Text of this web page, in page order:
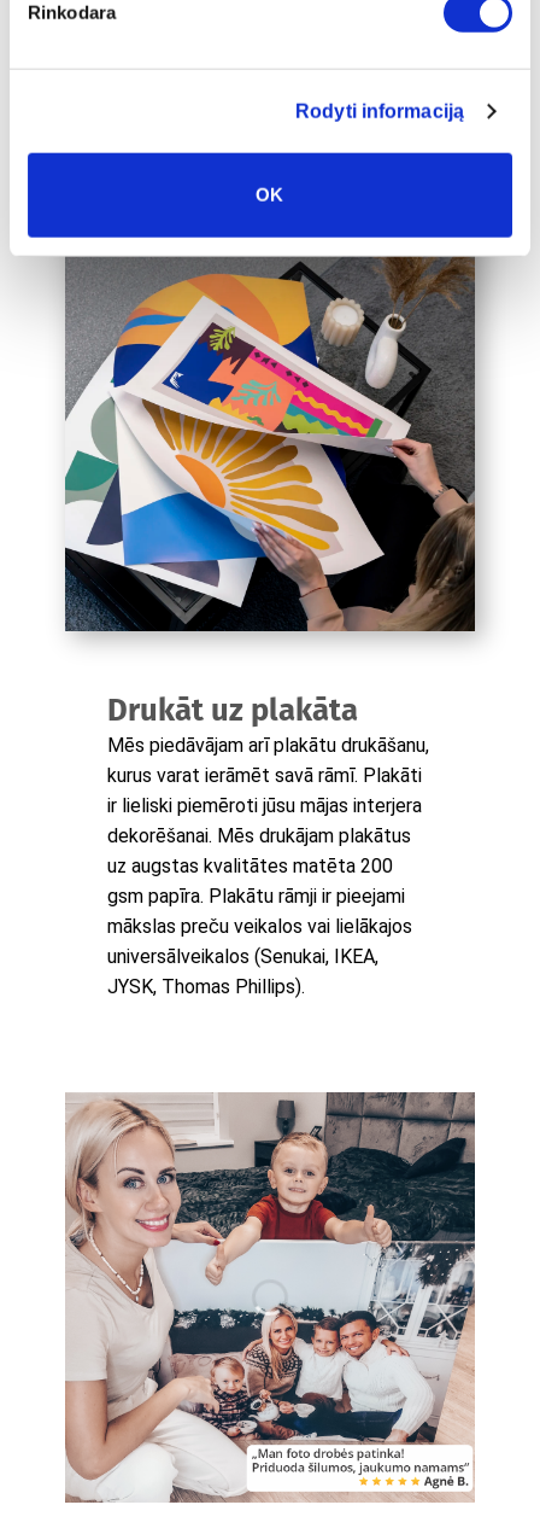
Rinkodara
Rodyti informaciją
OK
mājas interjera akcentu.
rakstot uz labas@drobiunamai.lt.
Drukāt uz plakāta
Mēs piedāvājam arī plakātu drukāšanu,
kurus varat ierāmēt savā rāmī. Plakāti
ir lieliski piemēroti jūsu mājas interjera
dekorēšanai. Mēs drukājam plakātus
uz augstas kvalitātes matēta 200
gsm papīra. Plakātu rāmji ir pieejami
mākslas preču veikalos vai lielākajos
universālveikalos (Senukai, IKEA,
JYSK, Thomas Phillips).